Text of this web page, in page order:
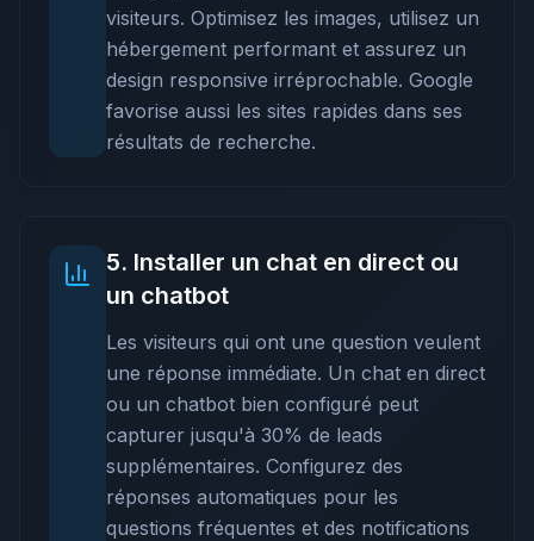
visiteurs. Optimisez les images, utilisez un
hébergement performant et assurez un
design responsive irréprochable. Google
favorise aussi les sites rapides dans ses
résultats de recherche.
5. Installer un chat en direct ou
un chatbot
Les visiteurs qui ont une question veulent
une réponse immédiate. Un chat en direct
ou un chatbot bien configuré peut
capturer jusqu'à 30% de leads
supplémentaires. Configurez des
réponses automatiques pour les
questions fréquentes et des notifications